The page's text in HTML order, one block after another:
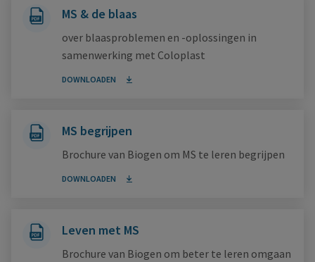
MS & de blaas
over blaasproblemen en -oplossingen in
samenwerking met Coloplast
DOWNLOADEN
MS begrijpen
Brochure van Biogen om MS te leren begrijpen
DOWNLOADEN
Leven met MS
Brochure van Biogen om beter te leren omgaan